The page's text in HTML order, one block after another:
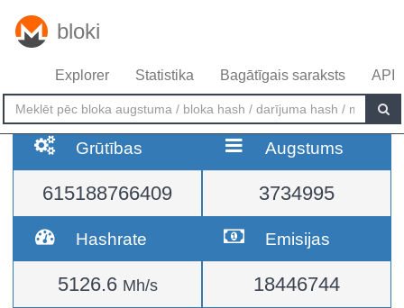
bloki
Explorer Statistika Bagātīgais saraksts API
Grūtības
615188766409
Augstums
3734995
Hashrate
5126.6 Mh/s
Emisijas
18446744